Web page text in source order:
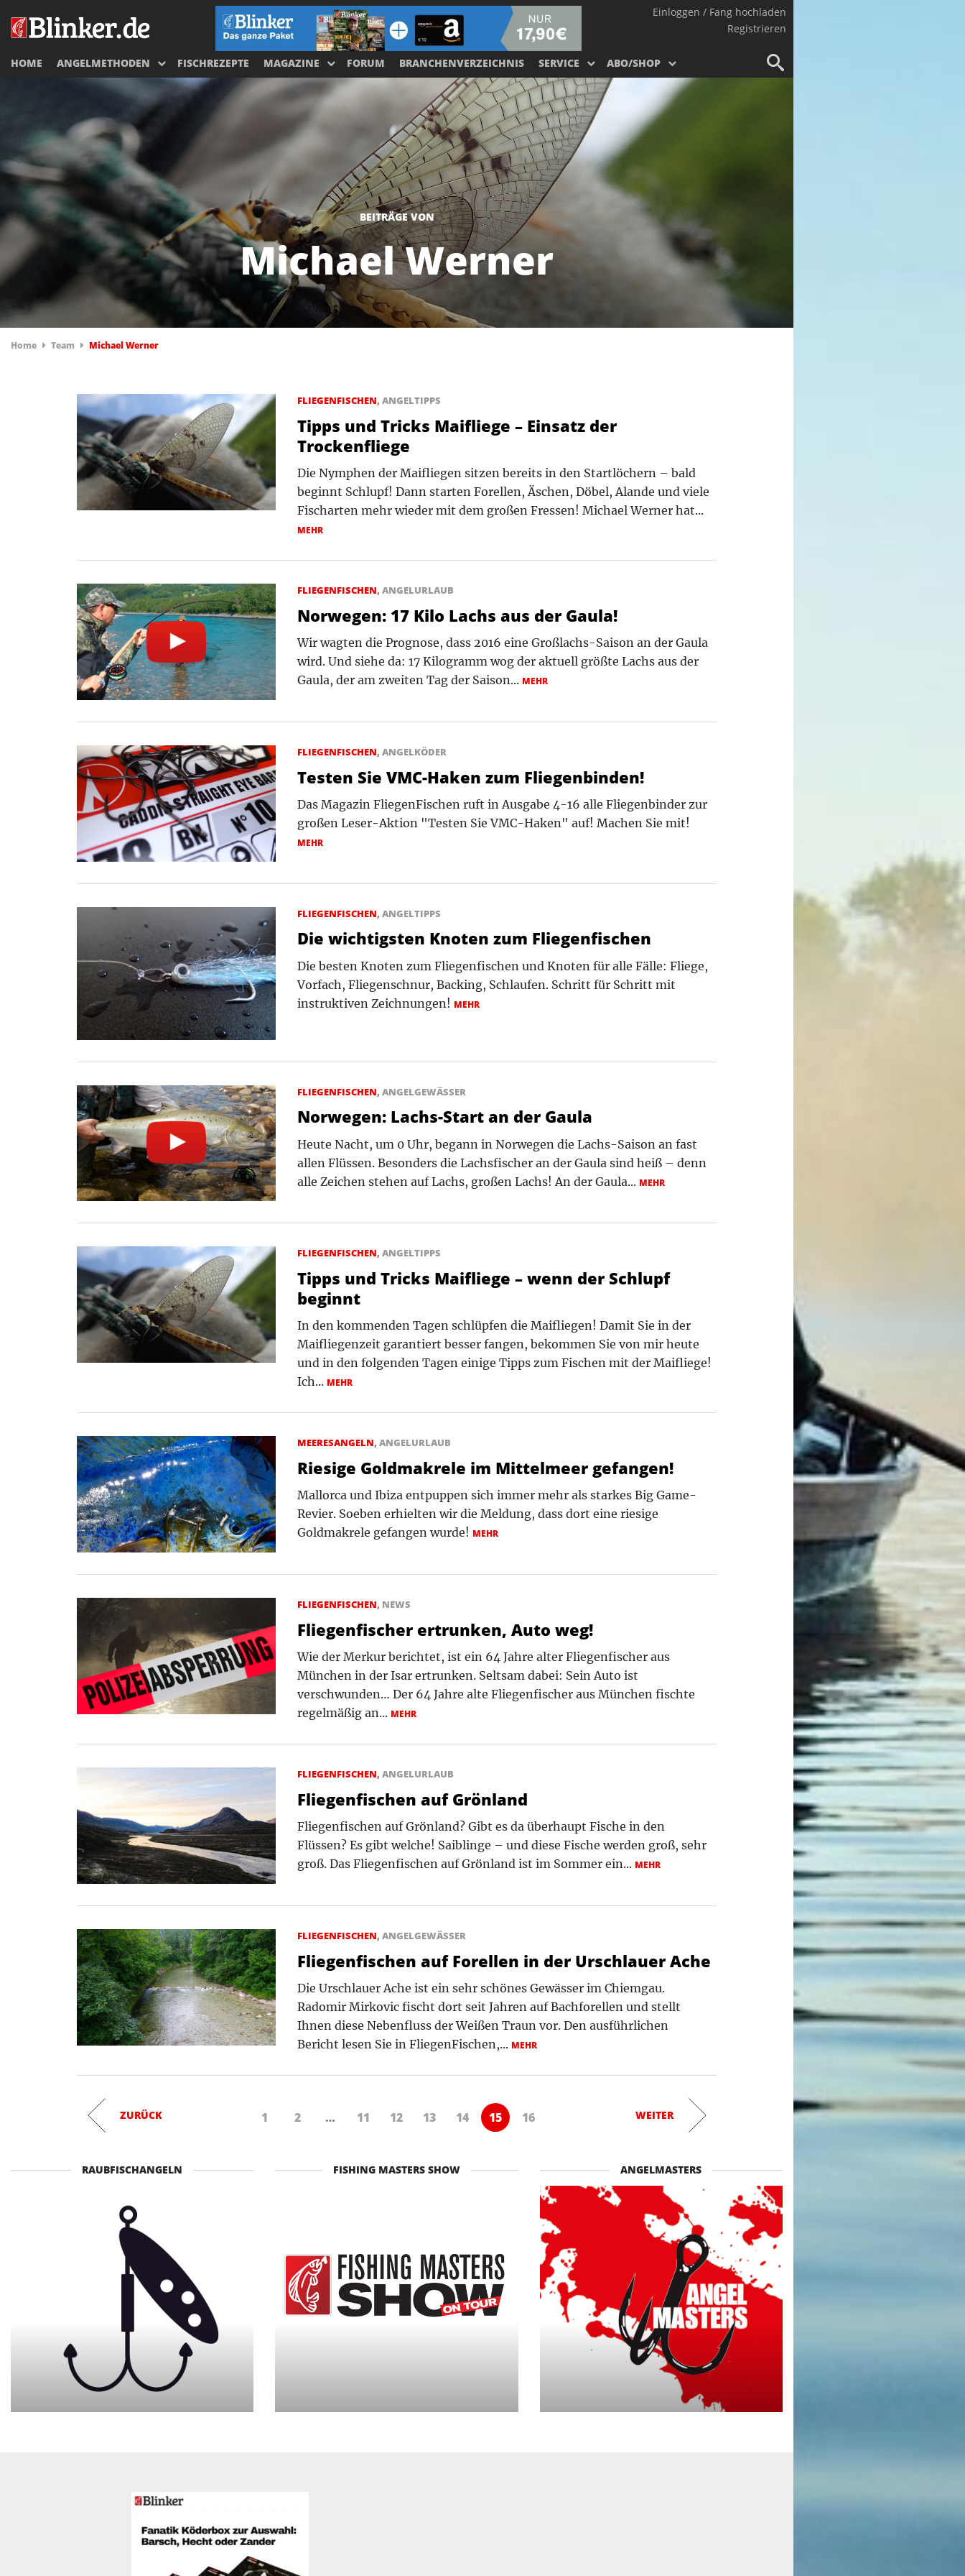
Einloggen / Fang hochladen
Registrieren
HOME ANGELMETHODEN FISCHREZEPTE MAGAZINE FORUM BRANCHENVERZEICHNIS SERVICE ABO/SHOP
BEITRÄGE VON
Michael Werner
Home Team Michael Werner
FLIEGENFISCHEN,ANGELTIPPS
Tipps und Tricks Maifliege – Einsatz der
Trockenfliege
Die Nymphen der Maifliegen sitzen bereits in den Startlöchern – bald
beginnt Schlupf! Dann starten Forellen, Äschen, Döbel, Alande und viele
Fischarten mehr wieder mit dem großen Fressen! Michael Werner hat...
MEHR
FLIEGENFISCHEN,ANGELURLAUB
Norwegen: 17 Kilo Lachs aus der Gaula!
Wir wagten die Prognose, dass 2016 eine Großlachs-Saison an der Gaula
wird. Und siehe da: 17 Kilogramm wog der aktuell größte Lachs aus der
Gaula, der am zweiten Tag der Saison... MEHR
FLIEGENFISCHEN,ANGELKÖDER
Testen Sie VMC-Haken zum Fliegenbinden!
Das Magazin FliegenFischen ruft in Ausgabe 4-16 alle Fliegenbinder zur
großen Leser-Aktion "Testen Sie VMC-Haken" auf! Machen Sie mit!
MEHR
FLIEGENFISCHEN,ANGELTIPPS
Die wichtigsten Knoten zum Fliegenfischen
Die besten Knoten zum Fliegenfischen und Knoten für alle Fälle: Fliege,
Vorfach, Fliegenschnur, Backing, Schlaufen. Schritt für Schritt mit
instruktiven Zeichnungen! MEHR
FLIEGENFISCHEN,ANGELGEWÄSSER
Norwegen: Lachs-Start an der Gaula
Heute Nacht, um 0 Uhr, begann in Norwegen die Lachs-Saison an fast
allen Flüssen. Besonders die Lachsfischer an der Gaula sind heiß – denn
alle Zeichen stehen auf Lachs, großen Lachs! An der Gaula... MEHR
FLIEGENFISCHEN,ANGELTIPPS
Tipps und Tricks Maifliege – wenn der Schlupf
beginnt
In den kommenden Tagen schlüpfen die Maifliegen! Damit Sie in der
Maifliegenzeit garantiert besser fangen, bekommen Sie von mir heute
und in den folgenden Tagen einige Tipps zum Fischen mit der Maifliege!
Ich... MEHR
MEERESANGELN,ANGELURLAUB
Riesige Goldmakrele im Mittelmeer gefangen!
Mallorca und Ibiza entpuppen sich immer mehr als starkes Big Game-
Revier. Soeben erhielten wir die Meldung, dass dort eine riesige
Goldmakrele gefangen wurde! MEHR
FLIEGENFISCHEN, NEWS
Fliegenfischer ertrunken, Auto weg!
Wie der Merkur berichtet, ist ein 64 Jahre alter Fliegenfischer aus
München in der Isar ertrunken. Seltsam dabei: Sein Auto ist
verschwunden… Der 64 Jahre alte Fliegenfischer aus München fischte
regelmäßig an... MEHR
FLIEGENFISCHEN,ANGELURLAUB
Fliegenfischen auf Grönland
Fliegenfischen auf Grönland? Gibt es da überhaupt Fische in den
Flüssen? Es gibt welche! Saiblinge – und diese Fische werden groß, sehr
groß. Das Fliegenfischen auf Grönland ist im Sommer ein... MEHR
FLIEGENFISCHEN,ANGELGEWÄSSER
Fliegenfischen auf Forellen in der Urschlauer Ache
Die Urschlauer Ache ist ein sehr schönes Gewässer im Chiemgau.
Radomir Mirkovic fischt dort seit Jahren auf Bachforellen und stellt
Ihnen diese Nebenfluss der Weißen Traun vor. Den ausführlichen
Bericht lesen Sie in FliegenFischen,... MEHR
ZURÜCK WEITER
1 2 … 11 12 13 14 15 16
RAUBFISCHANGELN FISHING MASTERS SHOW ANGELMASTERS